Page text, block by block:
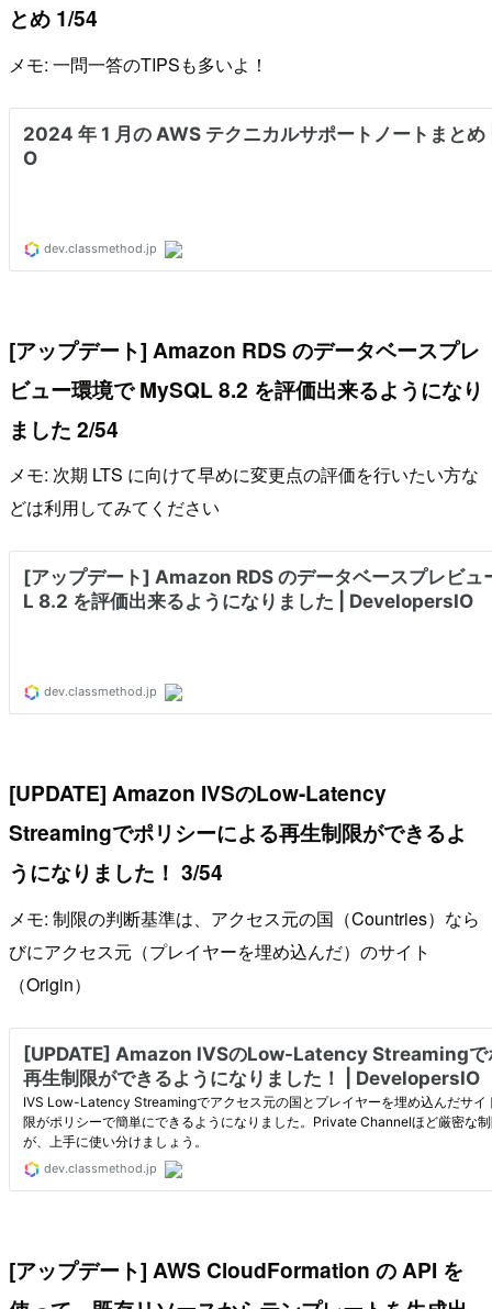
とめ 1/54
メモ: 一問一答のTIPSも多いよ！
[アップデート] Amazon RDS のデータベースプレ
ビュー環境で MySQL 8.2 を評価出来るようになり
ました 2/54
メモ: 次期 LTS に向けて早めに変更点の評価を行いたい方な
どは利用してみてください
[UPDATE] Amazon IVSのLow-Latency
Streamingでポリシーによる再生制限ができるよ
うになりました！ 3/54
メモ: 制限の判断基準は、アクセス元の国（Countries）なら
びにアクセス元（プレイヤーを埋め込んだ）のサイト
（Origin）
[アップデート] AWS CloudFormation の API を